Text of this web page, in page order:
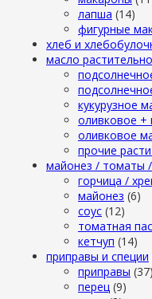
лапша (14)
фигурные
хлеб и
масло
кукурузное
оливковое +
оливковое
прочие
майонез / томаты
горчица /
майонез (6)
соус (12)
томатная
кетчуп (14)
приправы и специи
приправы (37)
перец (9)